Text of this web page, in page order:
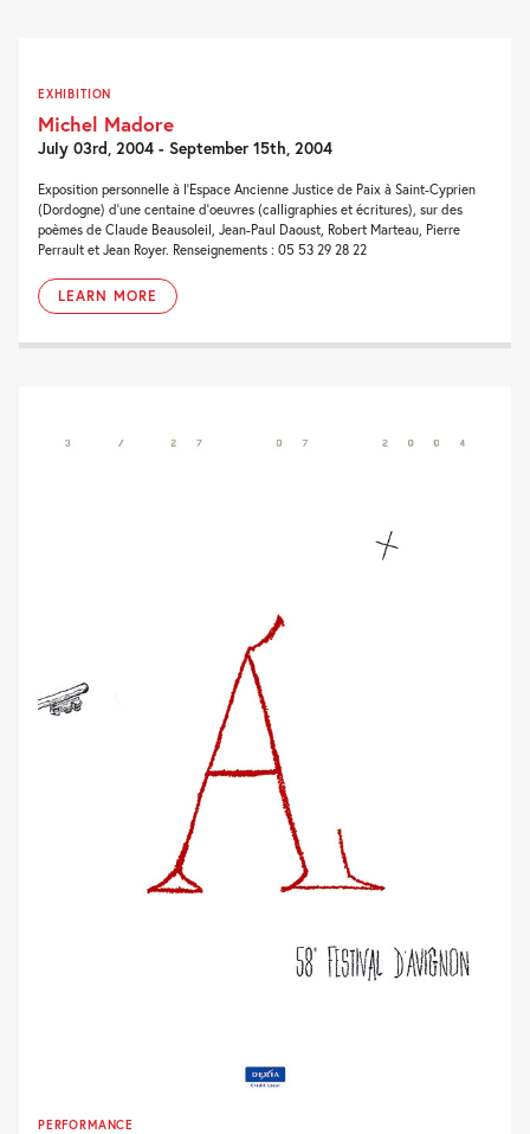
EXHIBITION
Michel Madore
July 03rd, 2004 - September 15th, 2004
Exposition personnelle à l’Espace Ancienne Justice de Paix à Saint-Cyprien
(Dordogne) d’une centaine d’oeuvres (calligraphies et écritures), sur des
poèmes de Claude Beausoleil, Jean-Paul Daoust, Robert Marteau, Pierre
Perrault et Jean Royer. Renseignements : 05 53 29 28 22
LEARN MORE
PERFORMANCE